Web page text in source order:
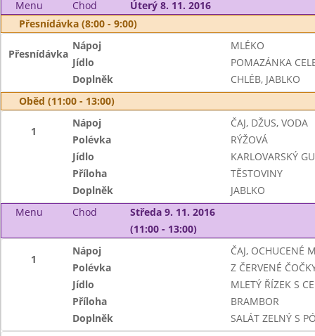
Menu
Chod
Úterý 8. 11. 2016
Přesnídávka (8:00 - 9:00)
Přesnídávka
Nápoj
MLÉKO
Jídlo
POMAZÁNKA
Doplněk
CHLÉB, JABLKO
Oběd (11:00 - 13:00)
1
Nápoj
ČAJ, DŽUS, VODA
Polévka
RÝŽOVÁ
Jídlo
KARLOVARSKÝ
Příloha
TĚSTOVINY
Doplněk
JABLKO
Menu
Chod
Středa 9. 11. 2016
(11:00 - 13:00)
1
Nápoj
ČAJ, OCHUCENÉ
Polévka
Z ČERVENÉ
Jídlo
MLETÝ ŘÍZEK S
Příloha
BRAMBOR
Doplněk
SALÁT ZELNÝ S